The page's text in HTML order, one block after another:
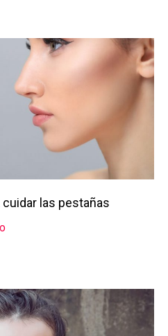
las pestañas